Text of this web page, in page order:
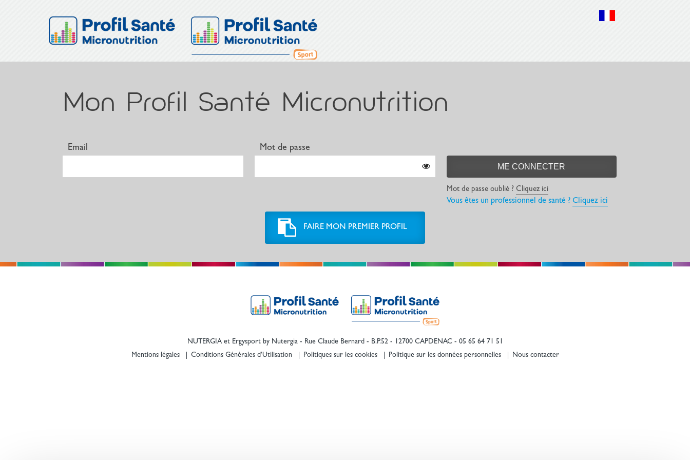
Mon Profil Santé Micronutrition
Email Mot de passe
Mot de passe oublié ? Cliquez ici
Vous êtes un professionnel de santé ? Cliquez ici
FAIRE MON PREMIER PROFIL
NUTERGIA et Ergysport by Nutergia - Rue Claude Bernard - B.P.52 - 12700 CAPDENAC- 05 65 64 71 51
Mentions légales
Conditions Générales d'Utilisation Politiques sur les cookies Politique sur les données personnelles Nous contacter